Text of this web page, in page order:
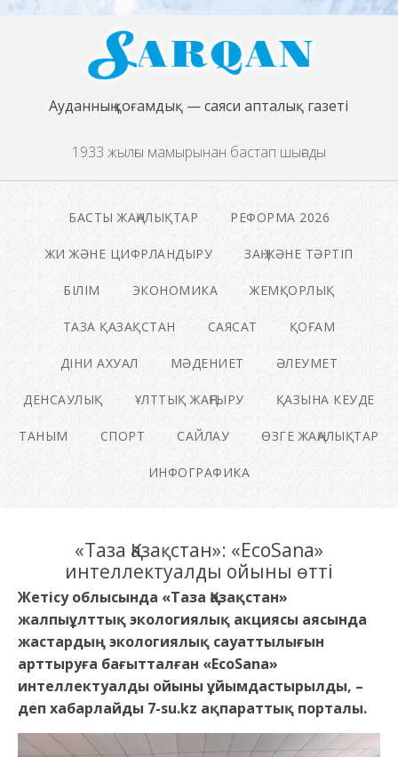
Ауданның қоғамдық — саяси апталық газеті
1933 жылғы мамырынан бастап шығады
БАСТЫ ЖАҢАЛЫҚТАР РЕФОРМА 2026
ЖИ ЖӘНЕ ЦИФРЛАНДЫРУ ЗАҢ ЖӘНЕ ТӘРТІП
БІЛІМ ЭКОНОМИКА ЖЕМҚОРЛЫҚ
ТАЗА ҚАЗАҚСТАН САЯСАТ ҚОҒАМ
ДІНИ АХУАЛ МӘДЕНИЕТ ӘЛЕУМЕТ
ДЕНСАУЛЫҚ ҰЛТТЫҚ ЖАҢҒЫРУ ҚАЗЫНА КЕУДЕ
ТАНЫМ СПОРТ САЙЛАУ ӨЗГЕ ЖАҢАЛЫҚТАР
ИНФОГРАФИКА
«Таза Қазақстан»: «EcoSana»
интеллектуалды ойыны өтті
Жетісу облысында «Таза Қазақстан»
жалпыұлттық экологиялық акциясы аясында
жастардың экологиялық сауаттылығын
арттыруға бағытталған «EcoSana»
интеллектуалды ойыны ұйымдастырылды, –
деп хабарлайды 7-su.kz ақпараттық порталы.